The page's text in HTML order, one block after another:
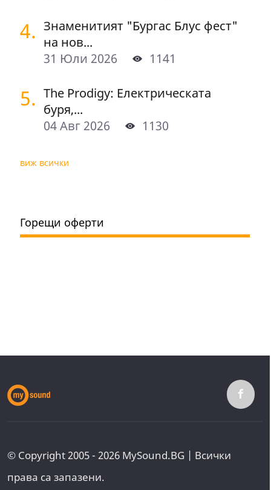
4. Знаменитият "Бургас Блус фест"
на нов...
31 Юли 2026
1141
5. The Prodigy: Електрическата
буря,...
04 Авг 2026
1130
виж всички
Горещи оферти
© Copyright 2005 - 2026 MySound.BG | Всички
права са запазени.